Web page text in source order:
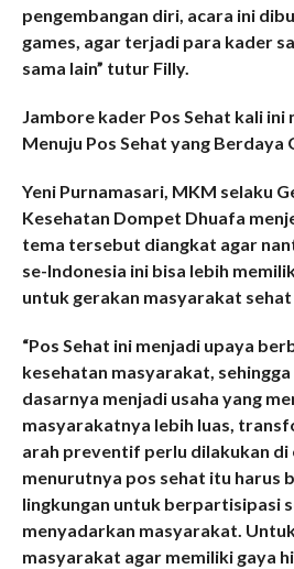
pengembangan diri, acara ini
games, agar terjadi para kader
sama lain” tutur Filly.
Jambore kader Pos Sehat kali
Menuju Pos Sehat yang Berdaya
Yeni Purnamasari, MKM selaku
Kesehatan Dompet Dhuafa
tema tersebut diangkat agar
se-Indonesia ini bisa lebih
untuk gerakan masyarakat sehat
“Pos Sehat ini menjadi upaya
kesehatan masyarakat,
dasarnya menjadi usaha yang
masyarakatnya lebih luas,
arah preventif perlu dilakukan di
menurutnya pos sehat itu harus
lingkungan untuk berpartisipasi
menyadarkan masyarakat.
masyarakat agar memiliki gaya